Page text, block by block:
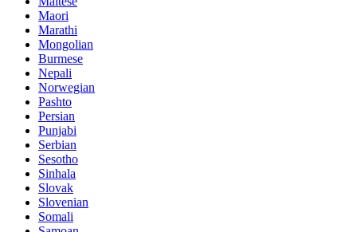
Maori
Marathi
Mongolian
Burmese
Nepali
Norwegian
Pashto
Persian
Punjabi
Serbian
Sesotho
Sinhala
Slovak
Slovenian
Somali